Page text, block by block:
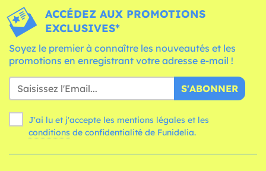
ACCÉDEZ AUX PROMOTIONS
EXCLUSIVES*
Soyez le premier à connaître les nouveautés et les
promotions en enregistrant votre adresse e-mail !
S'ABONNER
J'ai lu et j'accepte les mentions légales et les
conditions de confidentialité de Funidelia.